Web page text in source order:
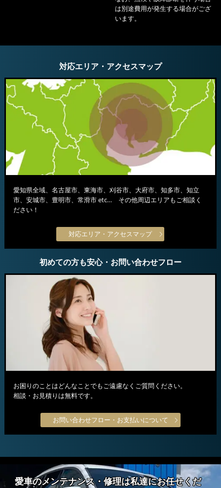
は別途費用が発生する場合がござ
います。
対応エリア・アクセスマップ
愛知県全域、名古屋市、東海市、刈谷市、大府市、知多市、知立
市、安城市、豊明市、常滑市 etc… その他周辺エリアもご相談く
ださい！
対応エリア・アクセスマップ
初めての方も安心・お問い合わせフロー
お困りのことはどんなことでもご遠慮なくご質問ください。
相談・お見積りは無料です。
お問い合わせフロー・お支払いについて
愛車のメンテナンス・修理は私達にお任せくだ